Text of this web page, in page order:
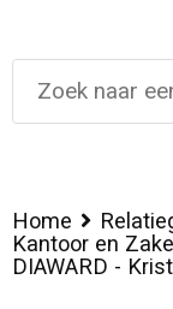
Home
Kantoor en
DIAWARD -